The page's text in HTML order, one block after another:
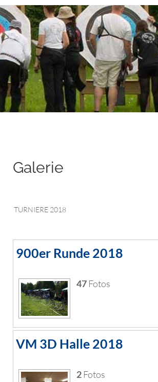
Galerie
TURNIERE 2018
900er Runde 2018
47 Fotos
VM 3D Halle 2018
2 Fotos